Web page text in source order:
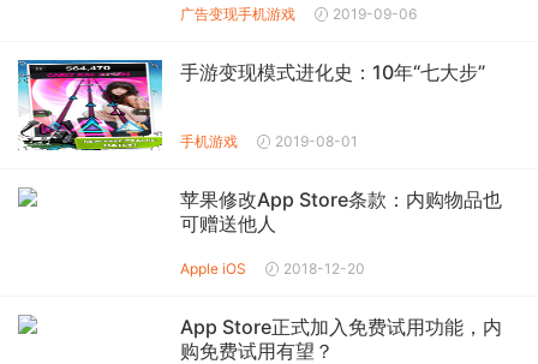
广告变现手机游戏 2019-09-06
手游变现模式进化史：10年“七大步”
手机游戏 2019-08-01
苹果修改App Store条款：内购物品也
可赠送他人
Apple iOS 2018-12-20
App Store正式加入免费试用功能，内
购免费试用有望？